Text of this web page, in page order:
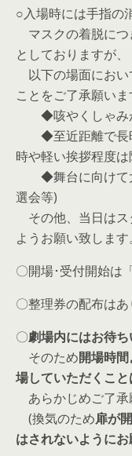
○入場時には手指の
マスクの着脱につ
としておりますが、
以下の場面におい
ことをご了承願いま
◆咳やくしゃみが
◆至近距離で長時
時や軽い挨拶程度は
◆舞台に向けて大
選会等)
その他、当日はス
ようお願い致します。
〇開場･受付開始は
〇整理券の配布はあ
〇劇場内にはお待ち
そのため開場時
場していただくこと
あらかじめご了承
(換気のため扉が
はされないように